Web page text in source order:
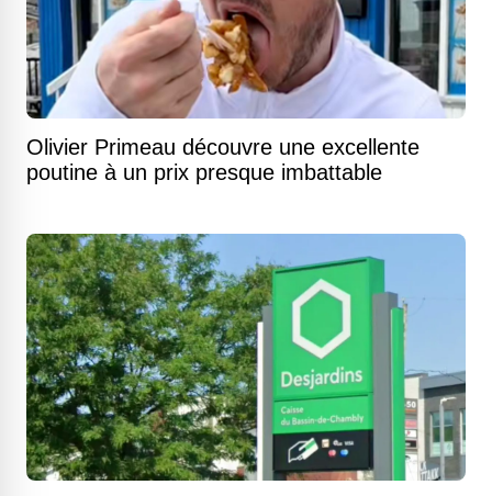
Olivier Primeau découvre une excellente
poutine à un prix presque imbattable